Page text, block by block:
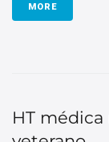
MORE
HT